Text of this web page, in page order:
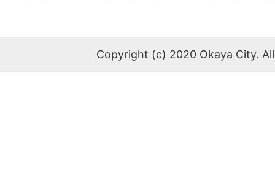
Copyright (c) 2020 Okaya City.